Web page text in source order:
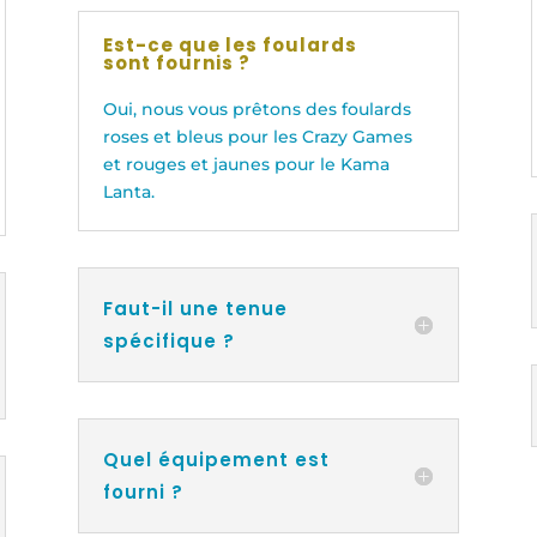
Est-ce que les foulards
sont fournis ?
Oui, nous vous prêtons des foulards
roses et bleus pour les Crazy Games
et rouges et jaunes pour le Kama
Lanta.
Faut-il une tenue
spécifique ?
Quel équipement est
fourni ?